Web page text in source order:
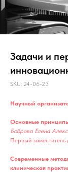
Задачи и
SKU: 24-06-23
Научный
Основные
Боброва Елена
Первый
Современные
клиническая